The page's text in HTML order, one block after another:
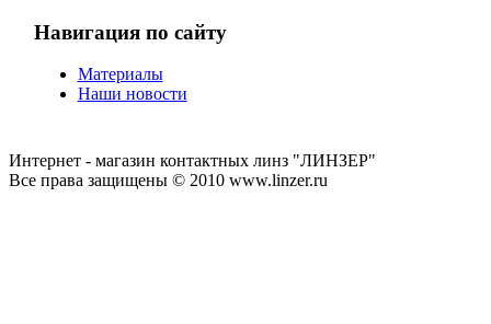
Навигация по сайту
Материалы
Наши новости
Интернет - магазин контактных линз "ЛИНЗЕР"
Все права защищены © 2010 www.linzer.ru